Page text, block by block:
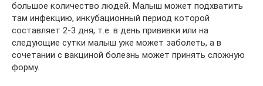
большое количество людей. Малыш может подхватить
там инфекцию, инкубационный период которой
составляет 2-3 дня, т.е. в день прививки или на
следующие сутки малыш уже может заболеть, а в
сочетании с вакциной болезнь может принять сложную
форму.